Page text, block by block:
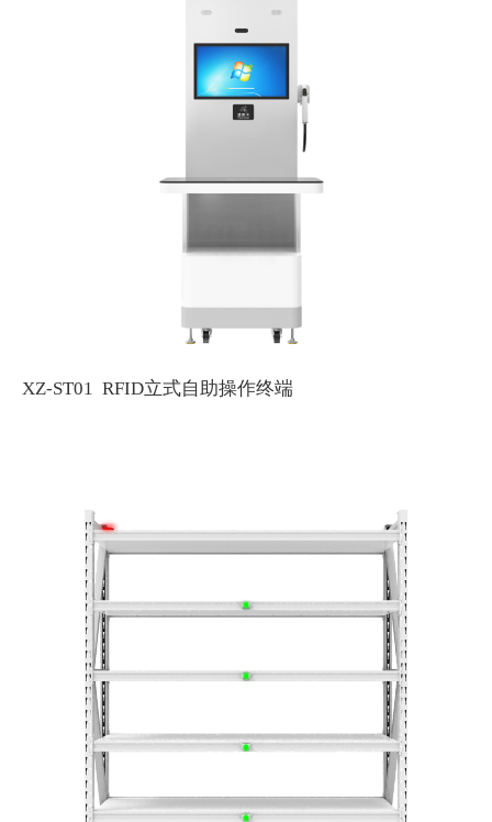
XZ-ST01 RFID立式自助操作终端